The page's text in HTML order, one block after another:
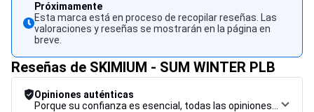
Próximamente
Esta marca está en proceso de recopilar reseñas. Las
valoraciones y reseñas se mostrarán en la página en
breve.
Reseñas de SKIMIUM - SUM WINTER PLB
Opiniones auténticas